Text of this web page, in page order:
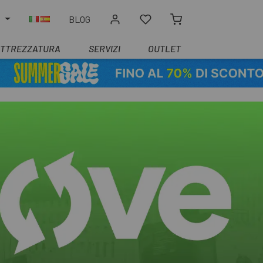
BLOG
SERVIZI OUTLET